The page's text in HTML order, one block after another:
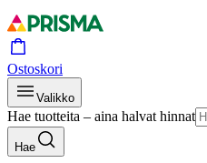
Ostoskori
Valikko
Hae tuotteita – aina halvat hinnat
Hae